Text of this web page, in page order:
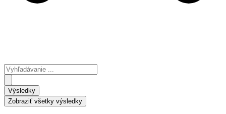
Search
...
Výsledky
Zobraziť všetky výsledky